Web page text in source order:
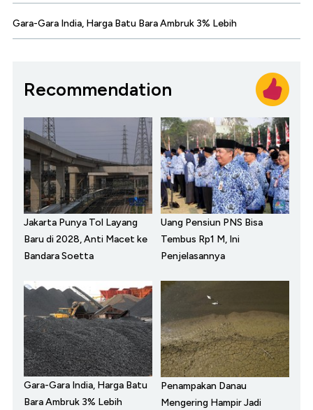
Gara-Gara India, Harga Batu Bara Ambruk 3% Lebih
Recommendation
Jakarta Punya Tol Layang
Baru di 2028, Anti Macet ke
Bandara Soetta
Uang Pensiun PNS Bisa
Tembus Rp1 M, Ini
Penjelasannya
Gara-Gara India, Harga Batu
Bara Ambruk 3% Lebih
Penampakan Danau
Mengering Hampir Jadi